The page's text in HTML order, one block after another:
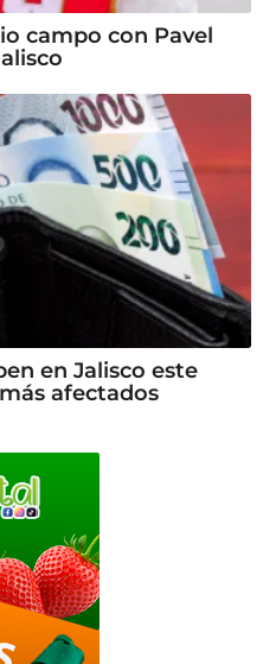
campo con Pavel
en Jalisco este
afectados